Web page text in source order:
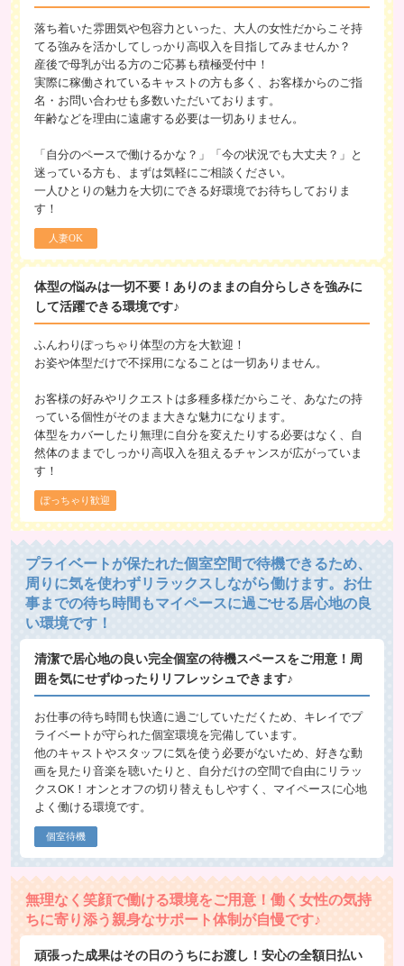
落ち着いた雰囲気や包容力といった、大人の女性だからこそ持
てる強みを活かしてしっかり高収入を目指してみませんか？
産後で母乳が出る方のご応募も積極受付中！
実際に稼働されているキャストの方も多く、お客様からのご指
名・お問い合わせも多数いただいております。
年齢などを理由に遠慮する必要は一切ありません。
「自分のペースで働けるかな？」「今の状況でも大丈夫？」と
迷っている方も、まずは気軽にご相談ください。
一人ひとりの魅力を大切にできる好環境でお待ちしておりま
す！
人妻OK
体型の悩みは一切不要！ありのままの自分らしさを強みに
して活躍できる環境です♪
ふんわりぽっちゃり体型の方を大歓迎！
お姿や体型だけで不採用になることは一切ありません。
お客様の好みやリクエストは多種多様だからこそ、あなたの持
っている個性がそのまま大きな魅力になります。
体型をカバーしたり無理に自分を変えたりする必要はなく、自
然体のままでしっかり高収入を狙えるチャンスが広がっていま
す！
ぽっちゃり歓迎
プライベートが保たれた個室空間で待機できるため、
周りに気を使わずリラックスしながら働けます。お仕
事までの待ち時間もマイペースに過ごせる居心地の良
い環境です！
清潔で居心地の良い完全個室の待機スペースをご用意！周
囲を気にせずゆったりリフレッシュできます♪
お仕事の待ち時間も快適に過ごしていただくため、キレイでプ
ライベートが守られた個室環境を完備しています。
他のキャストやスタッフに気を使う必要がないため、好きな動
画を見たり音楽を聴いたりと、自分だけの空間で自由にリラッ
クスOK！オンとオフの切り替えもしやすく、マイペースに心地
よく働ける環境です。
個室待機
無理なく笑顔で働ける環境をご用意！働く女性の気持
ちに寄り添う親身なサポート体制が自慢です♪
頑張った成果はその日のうちにお渡し！安心の全額日払い